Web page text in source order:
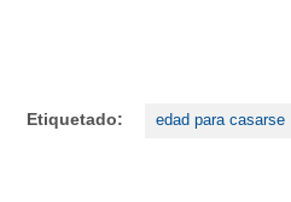
Etiquetado: edad para casarse